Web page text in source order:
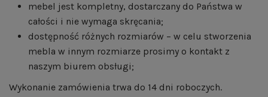
mebel jest kompletny, dostarczany do Państwa w
całości i nie wymaga skręcania;
dostępność różnych rozmiarów – w celu stworzenia
mebla w innym rozmiarze prosimy o kontakt z
naszym biurem obsługi;
Wykonanie zamówienia trwa do 14 dni roboczych.